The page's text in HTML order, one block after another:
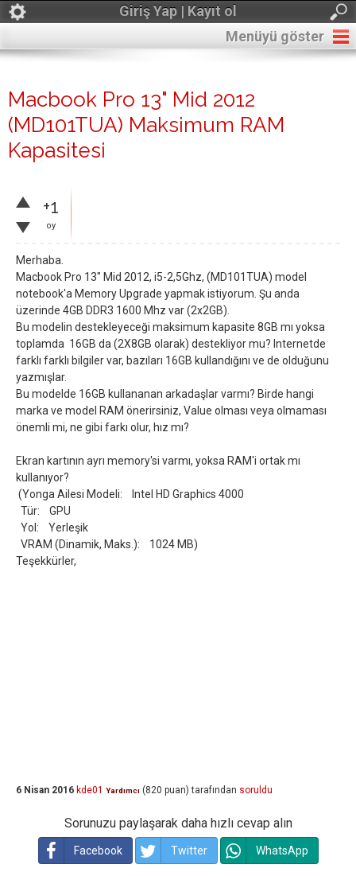
Giriş Yap | Kayıt ol
Menüyü göster
Macbook Pro 13" Mid 2012
(MD101TUA) Maksimum RAM
Kapasitesi
+1
oy
Merhaba.
Macbook Pro 13" Mid 2012, i5-2,5Ghz, (MD101TUA) model
notebook'a Memory Upgrade yapmak istiyorum. Şu anda
üzerinde 4GB DDR3 1600 Mhz var (2x2GB).
Bu modelin destekleyeceği maksimum kapasite 8GB mı yoksa
toplamda 16GB da (2X8GB olarak) destekliyor mu? Internetde
farklı farklı bilgiler var, bazıları 16GB kullandığını ve de olduğunu
yazmışlar.
Bu modelde 16GB kullananan arkadaşlar varmı? Birde hangi
marka ve model RAM önerirsiniz, Value olması veya olmaması
önemli mi, ne gibi farkı olur, hız mı?
Ekran kartının ayrı memory'si varmı, yoksa RAM'i ortak mı
kullanıyor?
(Yonga Ailesi Modeli: Intel HD Graphics 4000
Tür: GPU
Yol: Yerleşik
VRAM (Dinamik, Maks.): 1024 MB)
Teşekkürler,
6 Nisan 2016 kde01 Yardımcı (820 puan) tarafından soruldu
Sorunuzu paylaşarak daha hızlı cevap alın
Facebook Twitter WhatsApp